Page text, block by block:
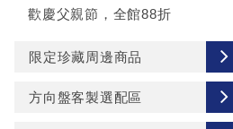
歡慶父親節，全館88折
限定珍藏周邊商品
方向盤客製選配區